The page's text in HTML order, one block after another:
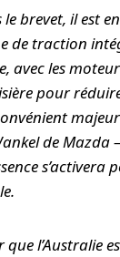
brevet, il est
de traction
avec les
pour
de Mazda
s’activera
l’Australie